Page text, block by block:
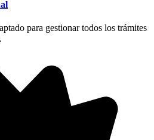
para gestionar todos los trámites